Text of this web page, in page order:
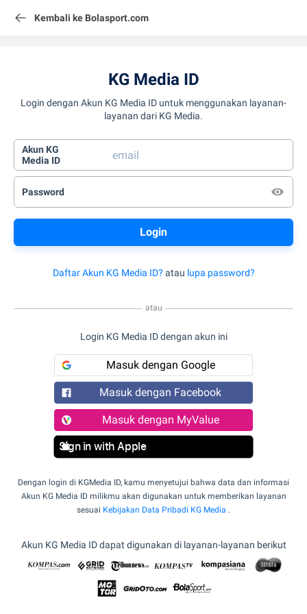
Kembali ke Bolasport.com
KG Media ID
Login dengan Akun KG Media ID untuk menggunakan layanan-
layanan dari KG Media.
Akun KG
Media ID
Password
Daftar Akun KG Media ID? atau lupa password?
atau
Login KG Media ID dengan akun ini
Masuk dengan Google
Masuk dengan Facebook
Masuk dengan MyValue
Sign in with Apple
Dengan login di KGMedia ID, kamu menyetujui bahwa data dan informasi
Akun KG Media ID milikmu akan digunakan untuk memberikan layanan
sesuai Kebijakan Data Pribadi KG Media .
Akun KG Media ID dapat digunakan di layanan-layanan berikut